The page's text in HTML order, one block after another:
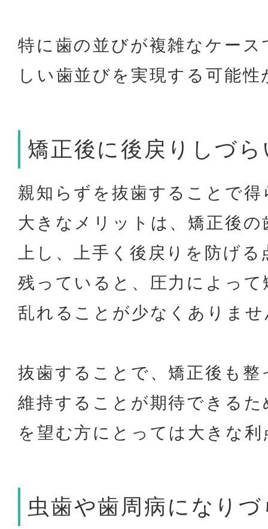
特に歯の並びが複雑なケー
しい歯並びを実現する可能
矯正後に後戻りしづら
親知らずを抜歯することで
大きなメリットは、矯正後
上し、上手く後戻りを防げ
残っていると、圧力によっ
乱れることが少なくありませ
抜歯することで、矯正後も
維持することが期待できる
を望む方にとっては大きな利
虫歯や歯周病になり